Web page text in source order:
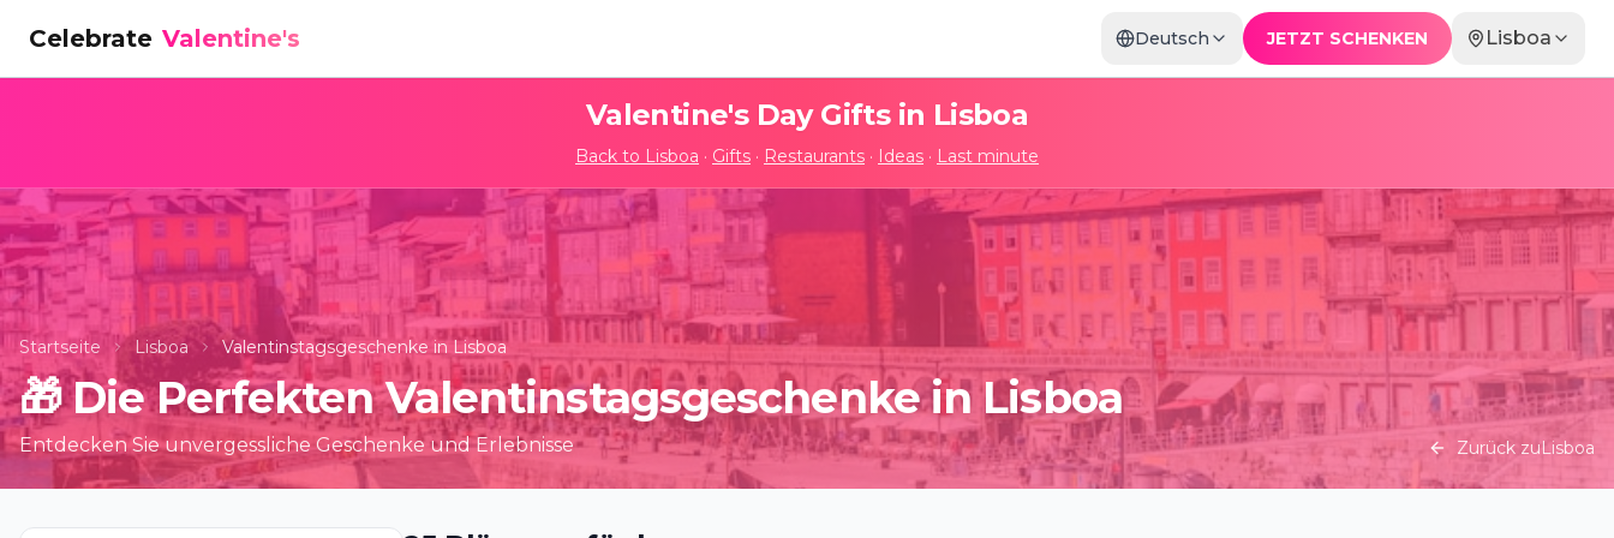
Celebrate Valentine's Deutsch JETZT SCHENKEN Lisboa
Valentine's Day Gifts in Lisboa
Back to Lisboa · Gifts · Restaurants · Ideas · Last minute
Startseite Lisboa Valentinstagsgeschenke in Lisboa
🎁 Die Perfekten Valentinstagsgeschenke in Lisboa
Entdecken Sie unvergessliche Geschenke und Erlebnisse Zurück zuLisboa